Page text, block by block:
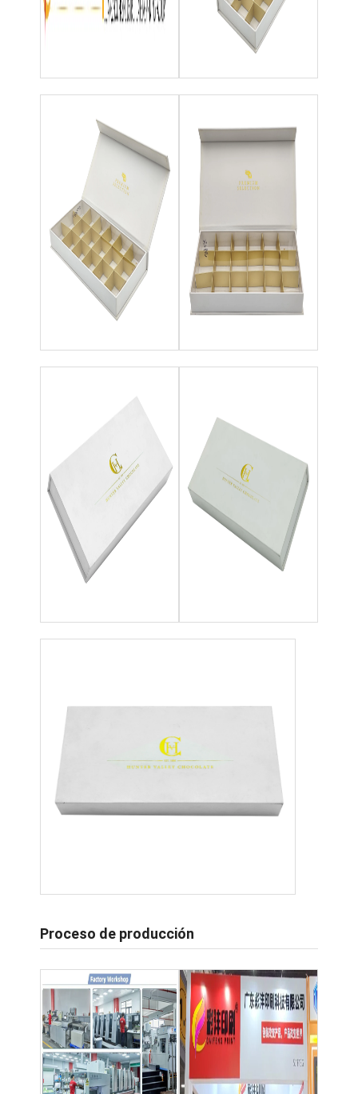
caja de papel plegable
Los que se mueven en las estanterías
Etiqueta adhesiva
Bolso de empaquetado de la máscara facial
Impresión de folletos a medida
Paquete rojo personalizado
Proceso de producción